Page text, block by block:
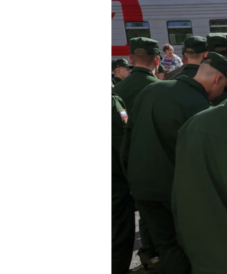
ПОДПИШИТЕСЬ НА РАССЫЛКУ